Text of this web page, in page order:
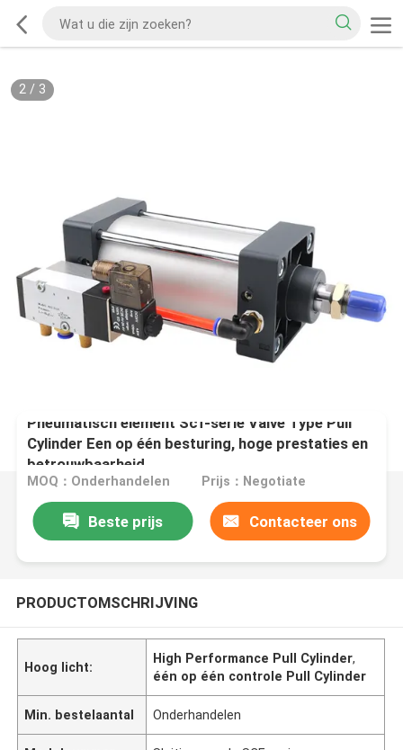
2/ 3
Pneumatisch element Scf-serie Valve Type Pull
Cylinder Een op één besturing, hoge prestaties en
betrouwbaarheid
MOQ：Onderhandelen Prijs：Negotiate
Beste prijs Contacteer ons
PRODUCTOMSCHRIJVING
Hoog licht:
High Performance Pull Cylinder,
één op één controle Pull Cylinder
Min. bestelaantal Onderhandelen